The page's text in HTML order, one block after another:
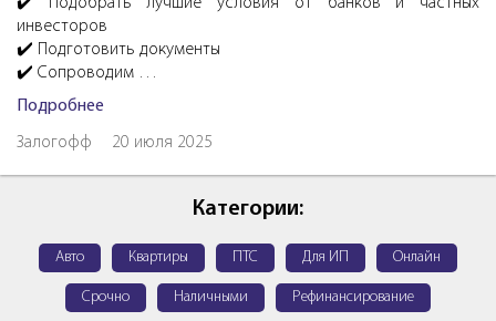
инвесторов
✔️ Подготовить документы
✔️ Сопроводим …
Подробнее
Залогофф 20 июля 2025
Категории:
Авто Квартиры ПТС Для ИП Онлайн
Срочно Наличными Рефинансирование